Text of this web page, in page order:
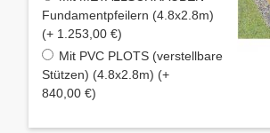
Fundamentpfeilern (4.8x2.8m)
(+ 1.253,00 €)
Mit PVC PLOTS (verstellbare
Stützen) (4.8x2.8m) (+
840,00 €)